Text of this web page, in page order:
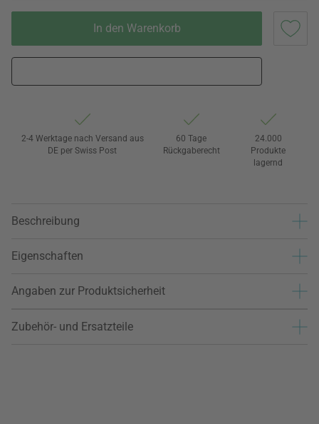
In den Warenkorb
2-4 Werktage nach Versand aus
DE per Swiss Post
60 Tage
Rückgaberecht
24.000
Produkte
lagernd
Beschreibung
Eigenschaften
Angaben zur Produktsicherheit
Zubehör- und Ersatzteile